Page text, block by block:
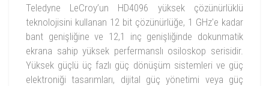
Teledyne LeCroy’un HD4096 yüksek çözünürlüklü
teknolojisini kullanan 12 bit çözünürlüğe, 1 GHz'e kadar
bant genişliğine ve 12,1 inç genişliğinde dokunmatik
ekrana sahip yüksek perfermanslı osiloskop serisidir.
Yüksek güçlü üç fazlı güç dönüşüm sistemleri ve güç
elektroniği tasarımları, dijital güç yönetimi veya güç